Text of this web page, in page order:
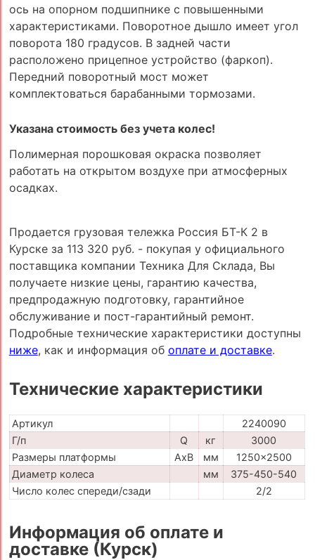
ось на опорном подшипнике с повышенными
характеристиками. Поворотное дышло имеет угол
поворота 180 градусов. В задней части
расположено прицепное устройство (фаркоп).
Передний поворотный мост может
комплектоваться барабанными тормозами.
Указана стоимость без учета колес!
Полимерная порошковая окраска позволяет
работать на открытом воздухе при атмосферных
осадках.
Продается грузовая тележка Россия БТ-К 2 в
Курске за 113 320 руб. - покупая у официального
поставщика компании Техника Для Склада, Вы
получаете низкие цены, гарантию качества,
предпродажную подготовку, гарантийное
обслуживание и пост-гарантийный ремонт.
Подробные технические характеристики доступны
ниже, как и информация об оплате и доставке.
Технические характеристики
Артикул
2240090
Г/п
Q кг
3000
Размеры платформы
AxB мм
1250x2500
Диаметр колеса
мм
375-450-540
Число колес спереди/сзади
2/2
Информация об оплате и
доставке (Курск)